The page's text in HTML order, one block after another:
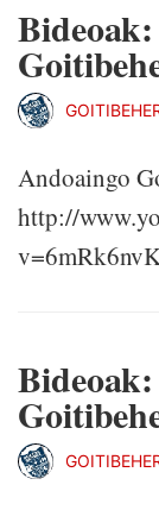
Andoaingo
http://